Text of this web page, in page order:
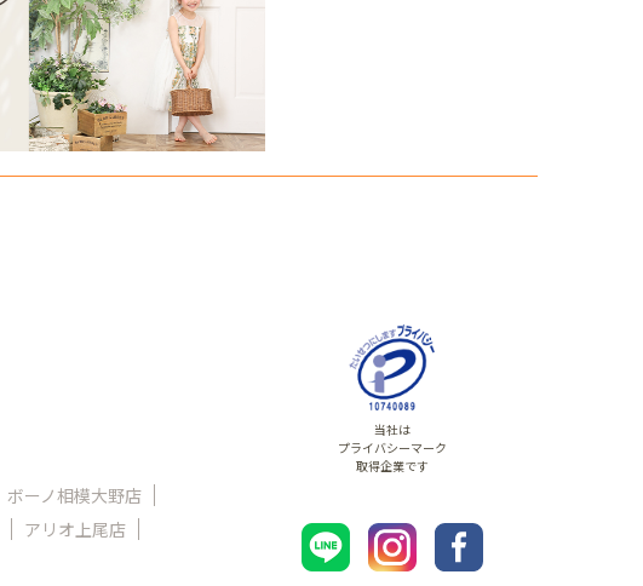
ボーノ相模大野店
アリオ上尾店
当社は
プライバシーマーク
取得企業です